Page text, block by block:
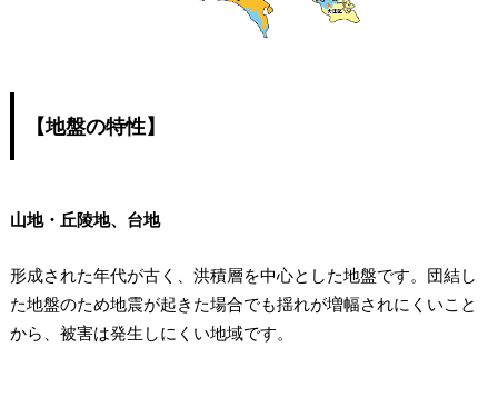
【地盤の特性】
山地・丘陵地、台地
形成された年代が古く、洪積層を中心とした地盤です。 団結し
た地盤のため地震が起きた場合でも揺れが増幅されにくいこと
から、被害は発生しにくい地域です。